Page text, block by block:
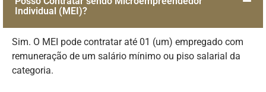
Individual (MEI)?
Sim. O MEI pode contratar até 01 (um) empregado com
remuneração de um salário mínimo ou piso salarial da
categoria.